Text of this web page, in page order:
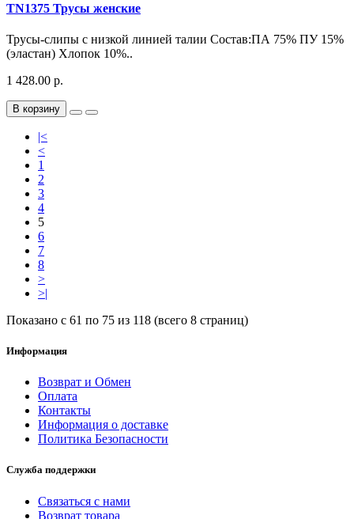
TN1375 Трусы женские
Трусы-слипы с низкой линией талии Состав:ПА 75% ПУ 15%
(эластан) Хлопок 10%..
1 428.00 р.
В корзину
|<
<
1
2
3
4
5
6
7
8
>
>|
Показано с 61 по 75 из 118 (всего 8 страниц)
Информация
Возврат и Обмен
Оплата
Контакты
Информация о доставке
Политика Безопасности
Служба поддержки
Связаться с нами
Возврат товара